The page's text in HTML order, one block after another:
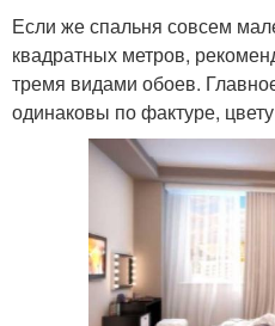
Если же спальня совсем
квадратных метров,
тремя видами обоев.
одинаковы по фактуре,